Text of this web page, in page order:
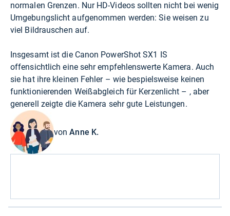
normalen Grenzen. Nur HD-Videos sollten nicht bei wenig
Umgebungslicht aufgenommen werden: Sie weisen zu
viel Bildrauschen auf.
Insgesamt ist die Canon PowerShot SX1 IS
offensichtlich eine sehr empfehlenswerte Kamera. Auch
sie hat ihre kleinen Fehler – wie bespielsweise keinen
funktionierenden Weißabgleich für Kerzenlicht – , aber
generell zeigte die Kamera sehr gute Leistungen.
vonAnne K.